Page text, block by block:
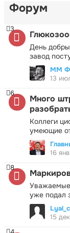
Форум
День
завод
3
ММ
13
Много
Коллеги
умеющие
6
16
Уважаемые
уже подал
8
15